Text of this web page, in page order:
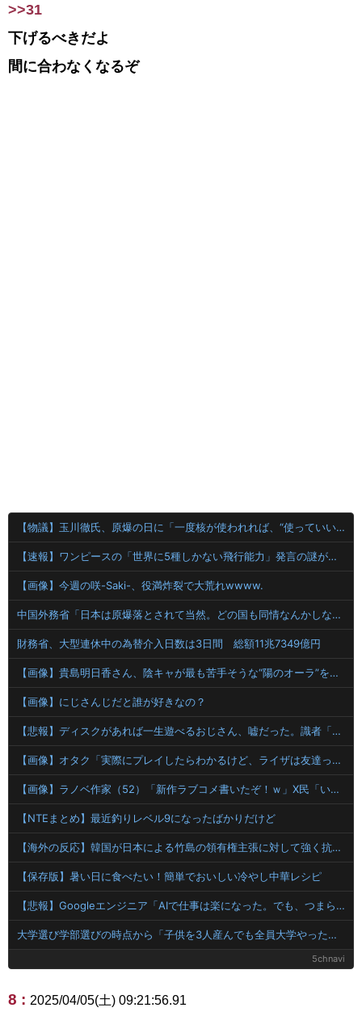
>>31
下げるべきだよ
間に合わなくなるぞ
【物議】玉川徹氏、原爆の日に「一度核が使われれば、“使っていい”という世界になりかねない」
【速報】ワンピースの「世界に5種しかない飛行能力」発言の謎が解けるww..
【画像】今週の咲-Saki-、役満炸裂で大荒れwwww.
中国外務省「日本は原爆落とされて当然。どの国も同情なんかしない」
財務省、大型連休中の為替介入日数は3日間 総額11兆7349億円
【画像】貴島明日香さん、陰キャが最も苦手そうな“陽のオーラ”を放つｗｗｗｗ
【画像】にじさんじだと誰が好きなの？
【悲報】ディスクがあれば一生遊べるおじさん、嘘だった。識者「経年劣化で普通に割れます」
【画像】オタク「実際にプレイしたらわかるけど、ライザは友達って感じで性的な目では見れないｗ」←これ
【画像】ラノベ作家（52）「新作ラブコメ書いたぞ！ｗ」X民「いい歳こいてラブコメ（笑）恥ずかしくないの？」←やめたれｗと話題に
【NTEまとめ】最近釣りレベル9になったばかりだけど
【海外の反応】韓国が日本による竹島の領有権主張に対して強く抗議したらしい → 「もはや毎年の恒例行事だな」「他のことから国民の目をそらせるからお互いの政府にとって都合がいいんだよ」
【保存版】暑い日に食べたい！簡単でおいしい冷やし中華レシピ
【悲報】Googleエンジニア「AIで仕事は楽になった。でも、つまらなくなった」
大学選び学部選びの時点から「子供を3人産んでも全員大学やったり好きなことさせてあげられるような環境作り」を目標に生きてきた。でも子育てしんどい、一人っ子で限界…orz
5chnavi
8 : 2025/04/05(土) 09:21:56.91